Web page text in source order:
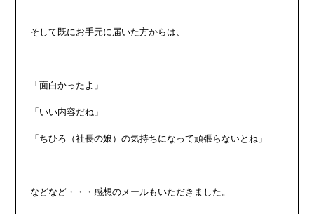
そして既にお手元に届いた方からは、
「面白かったよ」
「いい内容だね」
「ちひろ（社長の娘）の気持ちになって頑張らないとね」
などなど・・・感想のメールもいただきました。